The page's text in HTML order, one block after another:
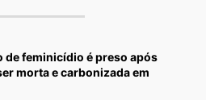
de feminicídio é preso após
morta e carbonizada em